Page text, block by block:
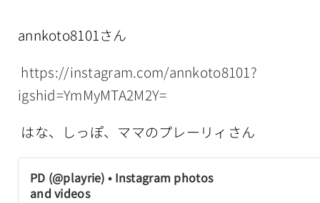
annkoto8101さん
https://instagram.com/annkoto8101?
igshid=YmMyMTA2M2Y=
はな、しっぽ、ママのプレーリィさん
PD (@playrie) • Instagram photos
and videos